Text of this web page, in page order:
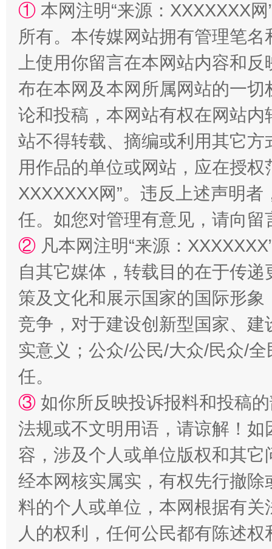
规模最大的光氢储一体化项目 走
镜头丨大暑三秋近 山西：
如何以同查同治破解风腐交织难题 养老服
① 本网注明“来源：XXXXXXX
所有。本传媒网站拥有管理笔
上使用你留言在本网站内容和
布在本网及本网所属网站的一
论和投稿，本网站有权在网站
站不得转载、摘编或利用其它
用作品的单位或网站，应在授
XXXXXXX网”。违反上述声明
任。如您对管理有意见，请向
② 凡本网注明“来源：
自其它媒体，转载目的在于传
策及文化和展示国家的国际形
竞争，对于建设创新型国家、
实意义；公众/公民/大众/民众/
任。
③ 如你所反映投诉报料和投稿
法规或不文明用语，请谅解！
容，涉及个人或单位版权和其它
经本网核实属实，有权先行撤
料的个人或单位，本网根据有
人的权利，任何公民都有陈述